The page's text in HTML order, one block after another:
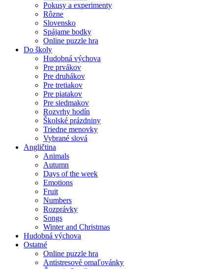
Pokusy a experimenty
Rôzne
Slovensko
Spájame bodky
Online puzzle hra
Do školy
Hudobná výchova
Pre prvákov
Pre druhákov
Pre tretiakov
Pre piatakov
Pre siedmakov
Rozvrhy hodín
Školské prázdniny
Triedne menovky
Vybrané slová
Angličtina
Animals
Autumn
Days of the week
Emotions
Fruit
Numbers
Rozprávky
Songs
Winter and Christmas
Hudobná výchova
Ostatné
Online puzzle hra
Antistresové omaľovánky